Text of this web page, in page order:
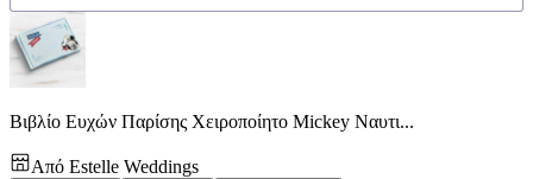
Βιβλίο Ευχών Παρίσης Χειροποίητο Mickey Ναυτι...
Από Estelle Weddings